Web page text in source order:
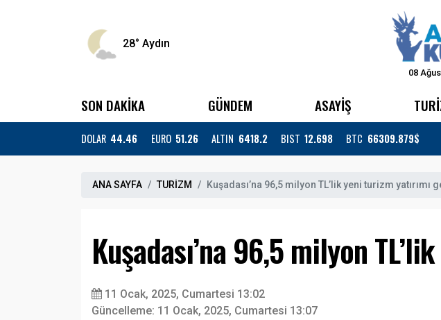
28° Aydın
08
SON DAKİKA GÜNDEM ASAYİŞ
DOLAR 44.46 EURO 51.26 ALTIN 6418.2 BIST 12.698 BTC 66309.879$
ANA SAYFA TURİZM Kuşadası’na 96,5 milyon TL’lik yeni turizm yatırımı
Kuşadası’na 96,5 milyon
11 Ocak, 2025, Cumartesi 13:02
Güncelleme: 11 Ocak, 2025, Cumartesi 13:07